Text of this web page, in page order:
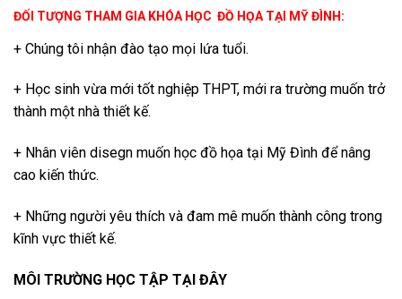
ĐỐI TƯỢNG THAM GIA KHÓA HỌC ĐỒ HỌA TẠI MỸ ĐÌNH:
+ Chúng tôi nhận đào tạo mọi lứa tuổi.
+ Học sinh vừa mới tốt nghiệp THPT, mới ra trường muốn trở
thành một nhà thiết kế.
+ Nhân viên disegn muốn học đồ họa tại Mỹ Đình để nâng
cao kiến thức.
+ Những người yêu thích và đam mê muốn thành công trong
kĩnh vực thiết kế.
MÔI TRƯỜNG HỌC TẬP TẠI ĐÂY